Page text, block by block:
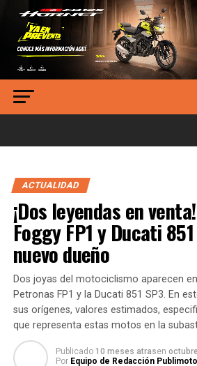
ACTUALIDAD
¡Dos leyendas en
Foggy FP1 y Ducati
nuevo dueño
Dos joyas del motociclismo aparecen
Petronas FP1 y la Ducati 851 SP3. En
sus orígenes, valores estimados,
que representa estas motos en la
Publicado 10 meses atrasen
Por Equipo de Redacción